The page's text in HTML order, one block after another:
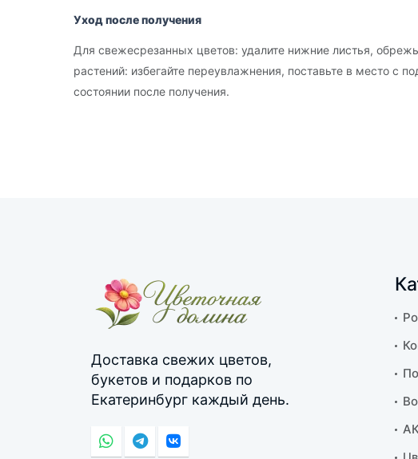
Уход после получения
Для свежесрезанных цветов: удалите нижние листья,
растений: избегайте переувлажнения, поставьте в место с
состоянии после получения.
Доставка свежих цветов,
букетов и подарков по
Екатеринбург каждый день.